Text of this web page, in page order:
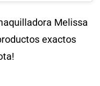
Melissa
exactos